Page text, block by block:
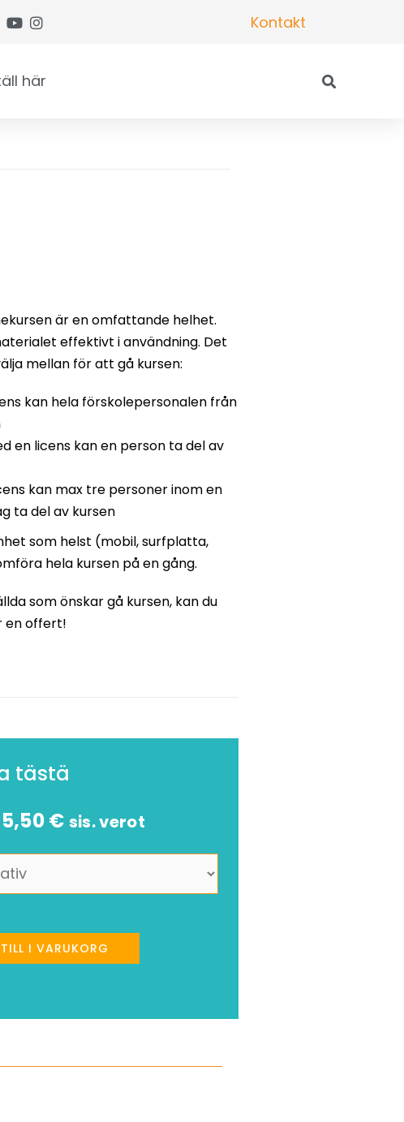
Kontakt
här
är en omfattande helhet.
effektivt i användning. Det
mellan för att gå kursen:
kan hela förskolepersonalen från
en licens kan en person ta del av
kan max tre personer inom en
ta del av kursen
som helst (mobil, surfplatta,
hela kursen på en gång.
som önskar gå kursen, kan du
en offert!
tästä
€ sis. verot
I VARUKORG